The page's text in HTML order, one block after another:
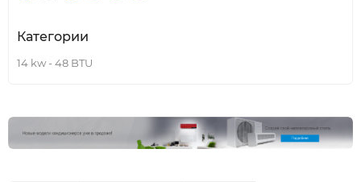
Категории
14 kw - 48 BTU